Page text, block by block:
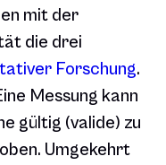
mit der
die drei
Forschung.
Messung kann
gültig (valide) zu
Umgekehrt